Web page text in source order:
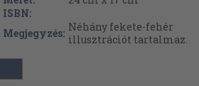
ISBN:
Megjegyzés: Néhány fekete-fehér
illusztrációt tartalmaz.